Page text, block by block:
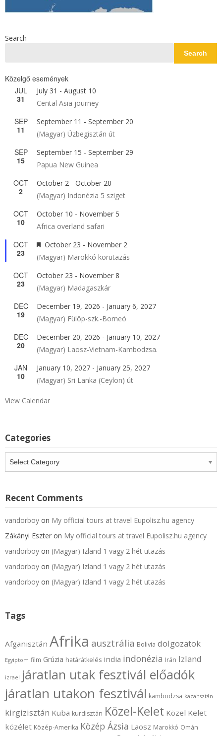
Search
Search
Közelgő események
JUL
31
July 31 - August 10
Cental Asia journey
SEP
11
September 11 - September 20
(Magyar) Üzbegisztán út
SEP
15
September 15 - September 29
Papua New Guinea
OCT
2
October 2 - October 20
(Magyar) Indonézia 5 sziget
OCT
10
October 10 - November 5
Africa overland safari
OCT
23
Featured
October 23 - November 2
(Magyar) Marokkó körutazás
OCT
23
October 23 - November 8
(Magyar) Madagaszkár
DEC
19
December 19, 2026 - January 6, 2027
(Magyar) Fülöp-szk.-Borneó
DEC
20
December 20, 2026 - January 10, 2027
(Magyar) Laosz-Vietnam-Kambodzsa.
JAN
10
January 10, 2027 - January 25, 2027
(Magyar) Sri Lanka (Ceylon) út
View Calendar
Categories
Categories
Recent Comments
vandorboy on My official tours at travel Eupolisz.hu agency
Zákányi Eszter on My official tours at travel Eupolisz.hu agency
vandorboy on (Magyar) Izland 1 vagy 2 hét utazás
vandorboy on (Magyar) Izland 1 vagy 2 hét utazás
vandorboy on (Magyar) Izland 1 vagy 2 hét utazás
Tags
Afganisztán Afrika ausztrália Bolivia dolgozatok
Egyiptom film Grúzia határátkelés india indonézia Irán Izland
izrael járatlan utak fesztivál előadók
járatlan utakon fesztivál kambodzsa kazahsztán
kirgizisztán Kuba kurdisztán Közel-Kelet Közel Kelet
közélet Közép-Amerika Közép Ázsia Laosz Marokkó Omán